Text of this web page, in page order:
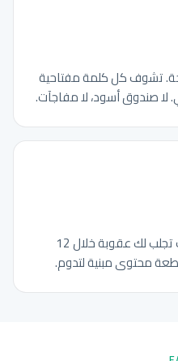
تشوف كل كلمة مفتاحية
لا صندوق أسود، لا مفاجآت.
لا PBN، لا مزارع روابط، لا اختصارات تجلب لك عقوبة خلال 12
محتوى مبنية لتدوم.